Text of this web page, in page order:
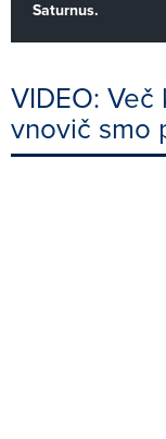
Saturnus.
VIDEO:
vnovič smo